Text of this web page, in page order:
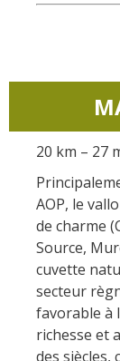
20 km – 27
AOP, le
de charme
Source,
cuvette
secteur
favorable à
richesse et
des siècles,